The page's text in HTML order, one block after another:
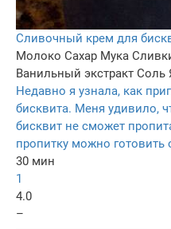
Сливочный крем для
Молоко Сахар Мука
Ванильный экстракт Соль
Недавно я узнала, как
бисквита. Меня удивило,
бисквит не сможет
пропитку можно готовить
30 мин
1
4.0
–